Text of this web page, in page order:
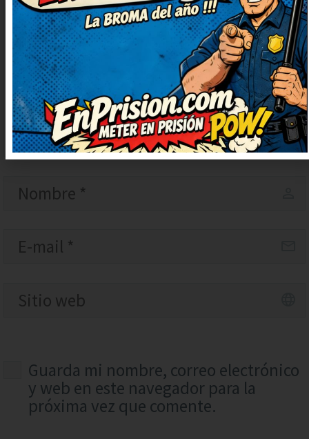
Guarda mi nombre, correo electrónico
y web en este navegador para la
próxima vez que comente.